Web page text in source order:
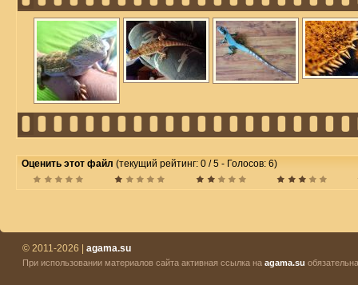
Оценить этот файл (текущий рейтинг: 0 / 5 - Голосов: 6)
© 2011-2026 | agama.su
При использовании материалов сайта активная ссылка на agama.su